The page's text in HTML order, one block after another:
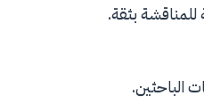
بثقة.
الباحثين.